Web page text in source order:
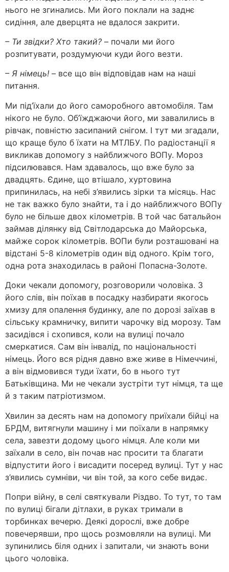
нього не згинались. Ми його поклали на заднє
сидіння, але дверцята не вдалося закрити.
– Ти звідки? Хто такий? – почали ми його
розпитувати, роздумуючи куди його везти.
– Я німець! – все що він відповідав нам на наші
питання.
Ми під’їхали до його саморобного автомобіля. Там
нікого не було. Об’їжджаючи його, ми завалились в
рівчак, повністю засипаний снігом. І тут ми згадали,
що краще було б їхати на МТЛБУ. По радіостанції я
викликав допомогу з найближчого ВОПу. Мороз
підсилювався. Нам здавалось, що вже було за
двадцять. Єдине, що втішало, хуртовина
припинилась, на небі з’явились зірки та місяць. Нас
не так важко було знайти, та і до найближчого ВОПу
було не більше двох кілометрів. В той час батальйон
займав ділянку від Світлодарська до Майорська,
майже сорок кілометрів. ВОПи були розташовані на
відстані 5-8 кілометрів один від одного. Крім того,
одна рота знаходилась в районі Попасна-Золоте.
Доки чекали допомогу, розговорили чоловіка. З
його слів, він поїхав в посадку назбирати якогось
хмизу для опалення будинку, але по дорозі заїхав в
сільську крамничку, випити чарочку від морозу. Там
засидівся і схопився, коли на вулиці почало
смеркатися. Сам він інвалід, по національності
німець. Його вся рідня давно вже живе в Німеччині,
а він відмовився туди їхати, бо в нього тут
Батьківщина. Ми не чекали зустріти тут німця, та ще
й з таким патріотизмом.
Хвилин за десять нам на допомогу приїхали бійці на
БРДМ, витягнули машину і ми поїхали в напрямку
села, завезти додому цього німця. Але коли ми
заїхали в село, він почав нас просити та благати
відпустити його і висадити посеред вулиці. Тут у нас
з’явились сумніви, чи він той, за кого себе видає.
Попри війну, в селі святкували Різдво. То тут, то там
по вулиці бігали дітлахи, в руках тримали в
торбинках вечерю. Деякі дорослі, вже добре
повечерявши, про щось розмовляли на вулиці. Ми
зупинились біля одних і запитали, чи знають вони
цього чоловіка.